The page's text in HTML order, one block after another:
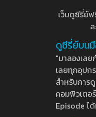
เว็บดูซีรี่ย์
ดูซีรี่ย์บน
"มาลองเล
เลยทุกอุปก
สำหรับการ
คอมพิวเตอ
Episode ไ